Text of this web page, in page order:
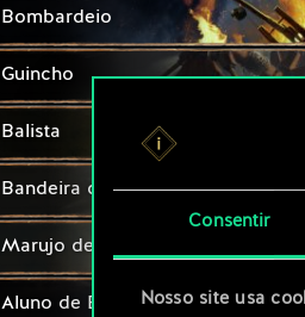
Consentir
Nosso site usa
Bombardeio
Guincho
Balista
Bandeira de Dun
Marujo de Kerack
Aluno de Ban Ard